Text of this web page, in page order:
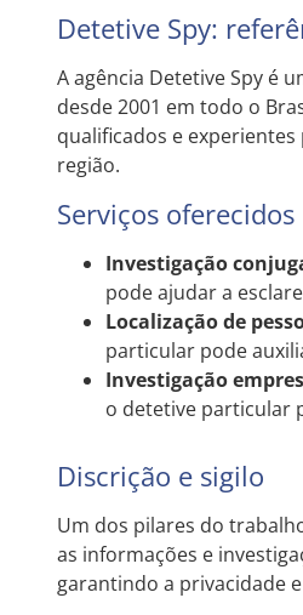
Detetive Spy:
A agência Detetive Spy é
desde 2001 em todo o
qualificados e
região.
Serviços oferecidos
Investigação
pode ajudar a
Localização de
particular pode
Investigação
o detetive particular
Discrição e sigilo
Um dos pilares do
as informações e
garantindo a privacidade